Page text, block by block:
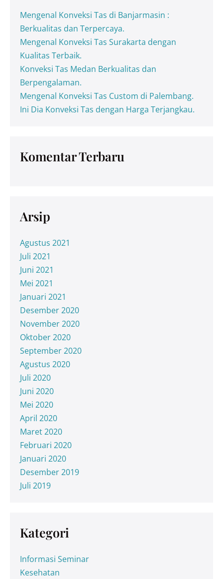
Mengenal Konveksi Tas di Banjarmasin :
Berkualitas dan Terpercaya.
Mengenal Konveksi Tas Surakarta dengan
Kualitas Terbaik.
Konveksi Tas Medan Berkualitas dan
Berpengalaman.
Mengenal Konveksi Tas Custom di Palembang.
Ini Dia Konveksi Tas dengan Harga Terjangkau.
Komentar Terbaru
Arsip
Agustus 2021
Juli 2021
Juni 2021
Mei 2021
Januari 2021
Desember 2020
November 2020
Oktober 2020
September 2020
Agustus 2020
Juli 2020
Juni 2020
Mei 2020
April 2020
Maret 2020
Februari 2020
Januari 2020
Desember 2019
Juli 2019
Kategori
Informasi Seminar
Kesehatan